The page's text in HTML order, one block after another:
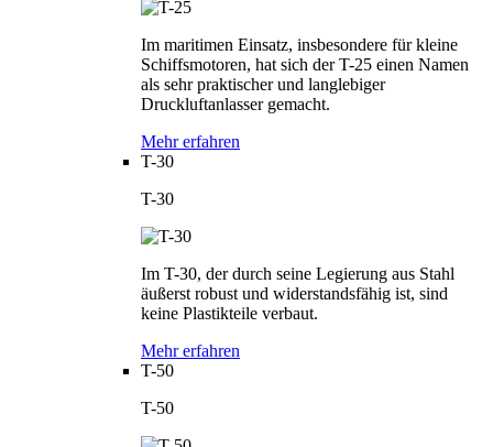
Im maritimen Einsatz, insbesondere für kleine
Schiffsmotoren, hat sich der T-25 einen Namen
als sehr praktischer und langlebiger
Druckluftanlasser gemacht.
Mehr erfahren
T-30
T-30
Im T-30, der durch seine Legierung aus Stahl
äußerst robust und widerstandsfähig ist, sind
keine Plastikteile verbaut.
Mehr erfahren
T-50
T-50